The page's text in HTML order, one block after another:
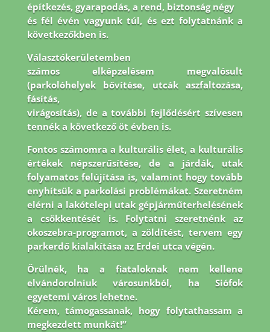
építkezés, gyarapodás, a rend, biztonság négy
és fél évén vagyunk túl, és ezt folytatnánk a
következőkben is.
Választókerületemben
számos elképzelésem megvalósult
(parkolóhelyek bővítése, utcák aszfaltozása,
fásítás,
virágosítás), de a további fejlődésért szívesen
tennék a következő öt évben is.
Fontos számomra a kulturális élet, a kulturális
értékek népszerűsítése, de a járdák, utak
folyamatosfelújítása is, valamint hogy tovább
enyhítsük a parkolási problémákat. Szeretném
elérni a lakótelepi utak gépjárműterhelésének
a csökkentését is. Folytatni szeretnénk az
okoszebra-programot, a zöldítést, tervem egy
parkerdő kialakítása az Erdei utca végén.
Örülnék, ha a fiataloknak nem kellene
elvándorolniuk városunkból, ha Siófok
egyetemi város lehetne.
Kérem, támogassanak, hogy folytathassam a
megkezdett munkát!”